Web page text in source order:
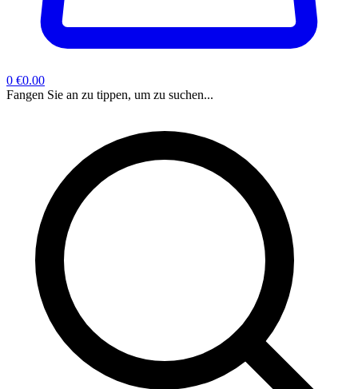
0 €0.00
Fangen Sie an zu tippen, um zu suchen...